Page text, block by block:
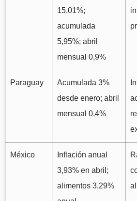
15,01%;
acumulada
5,95%; abril
mensual 0,9%
Paraguay
Acumulada 3%
desde enero; abril
mensual 0,4%
México
Inflación anual
3,93% en abril;
alimentos 3,29%